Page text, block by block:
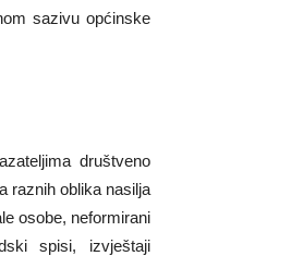
sazivu općinske
društveno
raznih oblika nasilja
osobe, neformirani
spisi, izvještaji